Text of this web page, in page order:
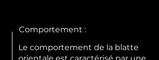
Comportement :
Le comportement de la blatte